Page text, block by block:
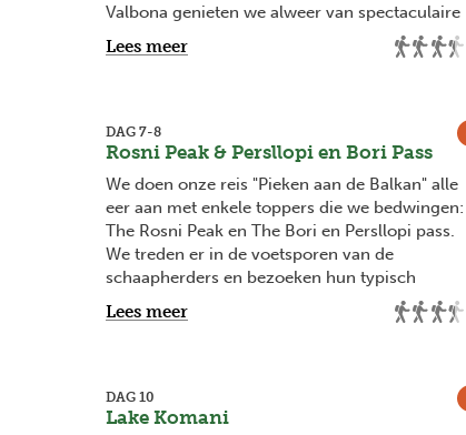
Valbona genieten we alweer van spectaculaire
uitzichten. We rusten uit in onze guesthouse en
maken een praatje met de plaatselijke gastvrije
Lees meer
DAG 7-8
Rosni Peak & Persllopi en Bori Pass
We doen onze reis "Pieken aan de Balkan" alle
eer aan met enkele toppers die we bedwingen:
The Rosni Peak en The Bori en Persllopi pass.
We treden er in de voetsporen van de
schaapherders en bezoeken hun typisch
bergdorpje. We rusten uit met een lokaal biertje
in de hand.
Lees meer
DAG 10
Lake Komani